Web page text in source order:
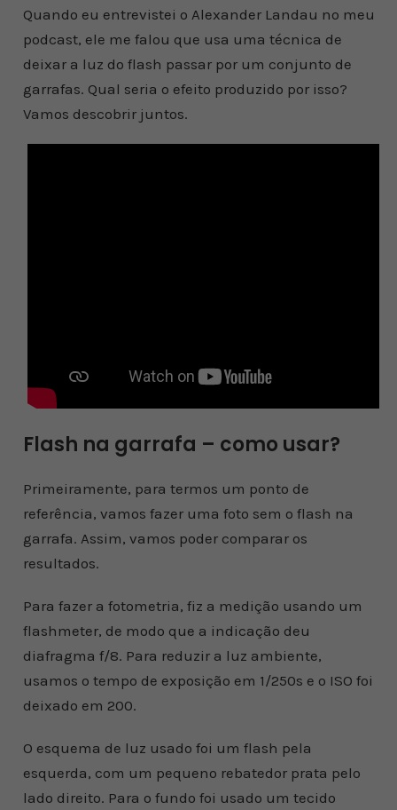
Quando eu entrevistei o Alexander Landau no meu
podcast, ele me falou que usa uma técnica de
deixar a luz do flash passar por um conjunto de
garrafas. Qual seria o efeito produzido por isso?
Vamos descobrir juntos.
Flash na garrafa – como usar?
Primeiramente, para termos um ponto de
referência, vamos fazer uma foto sem o flash na
garrafa. Assim, vamos poder comparar os
resultados.
Para fazer a fotometria, fiz a medição usando um
flashmeter, de modo que a indicação deu
diafragma f/8. Para reduzir a luz ambiente,
usamos o tempo de exposição em 1/250s e o ISO foi
deixado em 200.
O esquema de luz usado foi um flash pela
esquerda, com um pequeno rebatedor prata pelo
lado direito. Para o fundo foi usado um tecido